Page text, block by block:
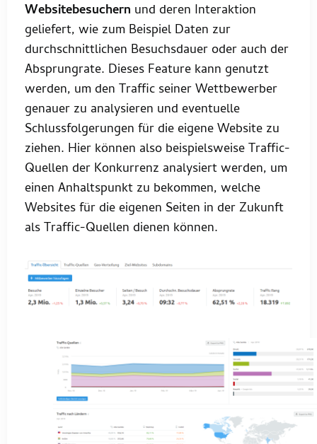
Websitebesuchern und deren Interaktion
geliefert, wie zum Beispiel Daten zur
durchschnittlichen Besuchsdauer oder auch der
Absprungrate. Dieses Feature kann genutzt
werden, um den Traffic seiner Wettbewerber
genauer zu analysieren und eventuelle
Schlussfolgerungen für die eigene Website zu
ziehen. Hier können also beispielsweise Traffic-
Quellen der Konkurrenz analysiert werden, um
einen Anhaltspunkt zu bekommen, welche
Websites für die eigenen Seiten in der Zukunft
als Traffic-Quellen dienen können.